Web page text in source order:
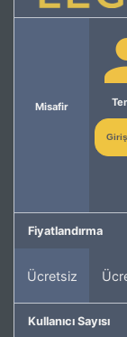
Misafir
Fiyatlandırma
Ücretsiz
Kullanıcı Sayısı